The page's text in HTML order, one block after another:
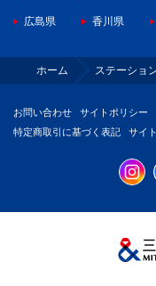
広島県 香川県
ホーム ステーショ
お問い合わせ サイトポリシー
特定商取引に基づく表記
サイ